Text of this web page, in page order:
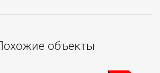
объекты